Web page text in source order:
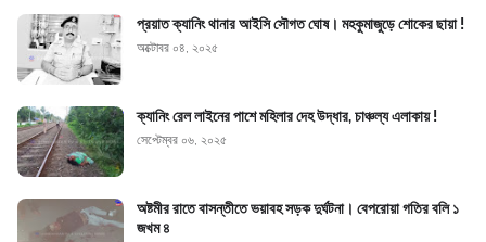
প্রয়াত ক্যানিং থানার আইসি সৌগত ঘোষ। মহকুমাজুড়ে শোকের ছায়া !
অক্টোবর ০৪, ২০২৫
ক্যানিং রেল লাইনের পাশে মহিলার দেহ উদ্ধার, চাঞ্চল্য এলাকায় !
সেপ্টেম্বর ০৬, ২০২৫
অষ্টমীর রাতে বাসন্তীতে ভয়াবহ সড়ক দুর্ঘটনা। বেপরোয়া গতির বলি ১
জখম ৪